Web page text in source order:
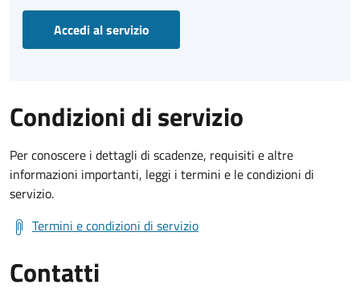
Accedi al servizio
Condizioni di servizio
Per conoscere i dettagli di scadenze, requisiti e altre
informazioni importanti, leggi i termini e le condizioni di
servizio.
Termini e condizioni di servizio
Contatti